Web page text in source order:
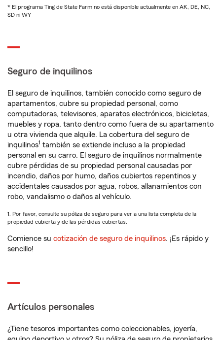
* El programa Ting de State Farm no está disponible actualmente en AK, DE, NC,
SD ni WY
Seguro de inquilinos
El seguro de inquilinos, también conocido como seguro de
apartamentos, cubre su propiedad personal, como
computadoras, televisores, aparatos electrónicos, bicicletas,
muebles y ropa, tanto dentro como fuera de su apartamento
u otra vivienda que alquile. La cobertura del seguro de
inquilinos1 también se extiende incluso a la propiedad
personal en su carro. El seguro de inquilinos normalmente
cubre pérdidas de su propiedad personal causadas por
incendio, daños por humo, daños cubiertos repentinos y
accidentales causados por agua, robos, allanamientos con
robo, vandalismo o daños al vehículo.
1. Por favor, consulte su póliza de seguro para ver a una lista completa de la
propiedad cubierta y de las pérdidas cubiertas.
Comience su cotización de seguro de inquilinos. ¡Es rápido y
sencillo!
Artículos personales
¿Tiene tesoros importantes como coleccionables, joyería,